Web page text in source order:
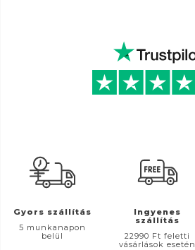
Gyors szállítás
5 munkanapon
belül
Ingyenes
szállítás
22990 Ft feletti
vásárlások esetén